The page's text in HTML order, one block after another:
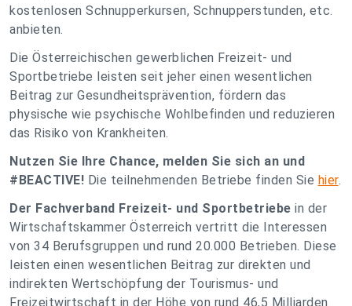
kostenlosen Schnupperkursen, Schnupperstunden, etc.
anbieten.
Die Österreichischen gewerblichen Freizeit- und
Sportbetriebe leisten seit jeher einen wesentlichen
Beitrag zur Gesundheitsprävention, fördern das
physische wie psychische Wohlbefinden und reduzieren
das Risiko von Krankheiten.
Nutzen Sie Ihre Chance, melden Sie sich an und
#BEACTIVE! Die teilnehmenden Betriebe finden Sie hier.
Der Fachverband Freizeit- und Sportbetriebe in der
Wirtschaftskammer Österreich vertritt die Interessen
von 34 Berufsgruppen und rund 20.000 Betrieben. Diese
leisten einen wesentlichen Beitrag zur direkten und
indirekten Wertschöpfung der Tourismus- und
Freizeitwirtschaft in der Höhe von rund 46,5 Milliarden